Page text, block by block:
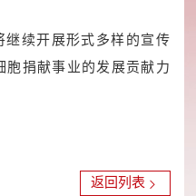
继续开展形式多样的宣传
胞捐献事业的发展贡献力
返回列表